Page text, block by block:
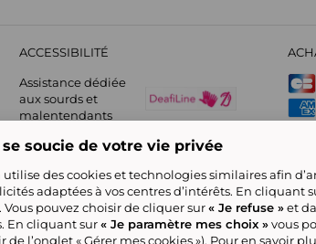
ACCESSIBILITÉ
Assistance dédiée
aux sourds et
malentendants
Guide d'achat Showroomprive group CGV
engagements
Conditions générales de la Marketplace
soucie de votre vie privée
des cookies et technologies similaires afin
adaptées à vos centres d’intérêts. En cliquant
Vous pouvez choisir de cliquer sur« Je refuse »et
En cliquant sur« Je paramètre mes choix »vous
l’onglet « Gérer mes cookies »). Pour en savoir